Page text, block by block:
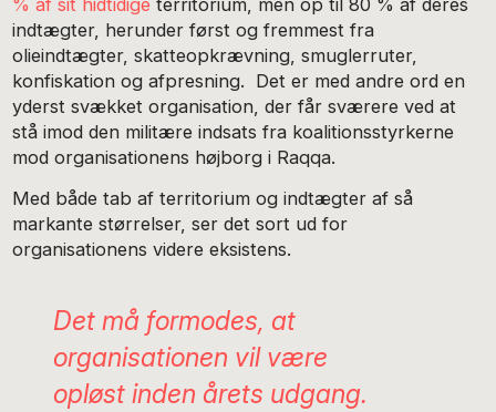
% af sit hidtidigeterritorium, men op til 80 % af deres
indtægter, herunder først og fremmest fra
olieindtægter, skatteopkrævning, smuglerruter,
konfiskation og afpresning. Det er med andre ord en
yderst svækket organisation, der får sværere ved at
stå imod den militære indsats fra koalitionsstyrkerne
mod organisationens højborg i Raqqa.
Med både tab af territorium og indtægter af så
markante størrelser, ser det sort ud for
organisationens videre eksistens.
Det må formodes, at
organisationen vil være
opløst inden årets udgang.